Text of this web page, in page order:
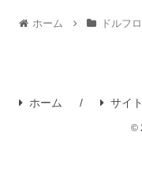
ホーム ドルフ
ホーム サイ
©